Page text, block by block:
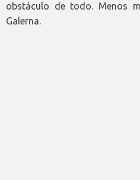
obstáculo de todo. Menos
Galerna.